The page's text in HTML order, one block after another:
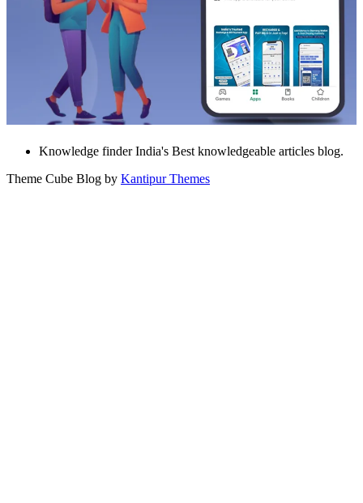
Knowledge finder India's Best knowledgeable articles blog.
Theme Cube Blog by Kantipur Themes